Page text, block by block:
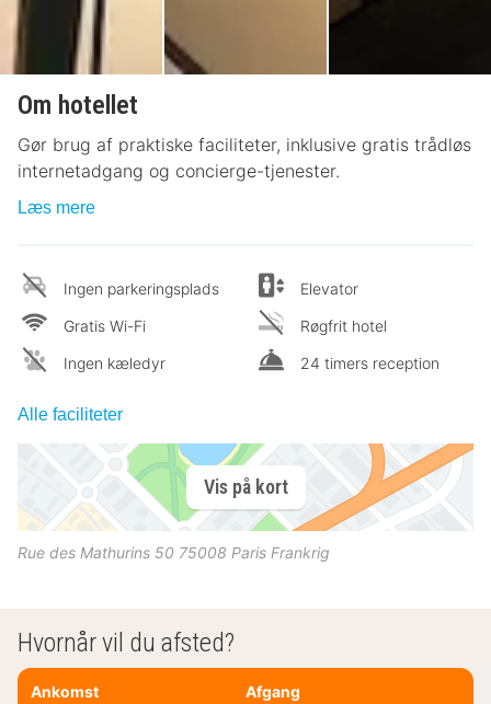
Om hotellet
Gør brug af praktiske faciliteter, inklusive gratis trådløs
internetadgang og concierge-tjenester.
Læs mere
Ingen parkeringsplads
Gratis Wi-Fi
Ingen kæledyr
Elevator
Røgfrit hotel
24 timers reception
Alle faciliteter
Vis på kort
Rue des Mathurins 50 75008 Paris Frankrig
Hvornår vil du afsted?
Ankomst Afgang